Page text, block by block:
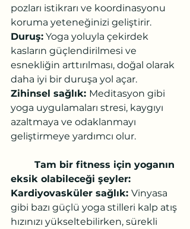
pozları istikrarı ve koordinasyonu
koruma yeteneğinizi geliştirir.
Duruş: Yoga yoluyla çekirdek
kasların güçlendirilmesi ve
esnekliğin arttırılması, doğal olarak
daha iyi bir duruşa yol açar.
Zihinsel sağlık: Meditasyon gibi
yoga uygulamaları stresi, kaygıyı
azaltmaya ve odaklanmayı
geliştirmeye yardımcı olur.
Tam bir fitness için yoganın
eksik olabileceği şeyler:
Kardiyovasküler sağlık: Vinyasa
gibi bazı güçlü yoga stilleri kalp atış
hızınızı yükseltebilirken, sürekli